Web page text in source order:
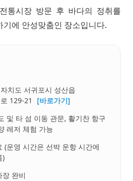
통시장 방문 후 바다의 정취를
에 안성맞춤인 장소입니다.
치도 서귀포시 성산읍
129-21
[바로가기]
및 타 섬 이동 관문, 활기찬 항구
레저 체험 가능
(운영 시간은 선박 운항 시간에
)
장 완비